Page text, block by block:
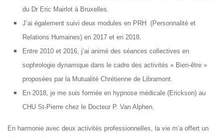
du Dr Eric Mairlot à Bruxelles.
J’ai également suivi deux modules en PRH (Personnalité et
Relations Humaines) en 2017 et en 2018.
Entre 2010 et 2016, j’ai animé des séances collectives en
sophrologie dynamique dans le cadre des activités « Bien-être »
proposées par la Mutualité Chrétienne de Libramont.
En 2018, je me suis formée en hypnose médicale (Erickson) au
CHU St-Pierre chez le Docteur P. Van Alphen.
En harmonie avec deux activités professionnelles, la vie m’a offert un